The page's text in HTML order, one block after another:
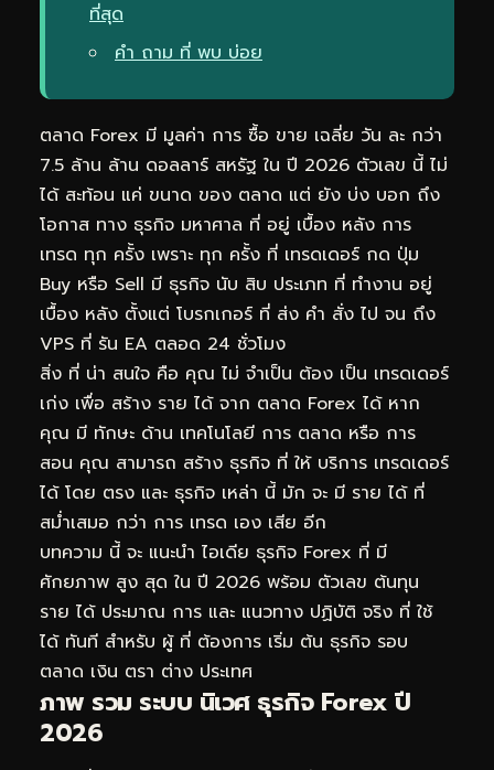
ที่สุด
คำ ถาม ที่ พบ บ่อย
ตลาด Forex มี มูลค่า การ ซื้อ ขาย เฉลี่ย วัน ละ กว่า
7.5 ล้าน ล้าน ดอลลาร์ สหรัฐ ใน ปี 2026 ตัวเลข นี้ ไม่
ได้ สะท้อน แค่ ขนาด ของ ตลาด แต่ ยัง บ่ง บอก ถึง
โอกาส ทาง ธุรกิจ มหาศาล ที่ อยู่ เบื้อง หลัง การ
เทรด ทุก ครั้ง เพราะ ทุก ครั้ง ที่ เทรดเดอร์ กด ปุ่ม
Buy หรือ Sell มี ธุรกิจ นับ สิบ ประเภท ที่ ทำงาน อยู่
เบื้อง หลัง ตั้งแต่ โบรกเกอร์ ที่ ส่ง คำ สั่ง ไป จน ถึง
VPS ที่ รัน EA ตลอด 24 ชั่วโมง
สิ่ง ที่ น่า สนใจ คือ คุณ ไม่ จำเป็น ต้อง เป็น เทรดเดอร์
เก่ง เพื่อ สร้าง ราย ได้ จาก ตลาด Forex ได้ หาก
คุณ มี ทักษะ ด้าน เทคโนโลยี การ ตลาด หรือ การ
สอน คุณ สามารถ สร้าง ธุรกิจ ที่ ให้ บริการ เทรดเดอร์
ได้ โดย ตรง และ ธุรกิจ เหล่า นี้ มัก จะ มี ราย ได้ ที่
สม่ำเสมอ กว่า การ เทรด เอง เสีย อีก
บทความ นี้ จะ แนะนำ ไอเดีย ธุรกิจ Forex ที่ มี
ศักยภาพ สูง สุด ใน ปี 2026 พร้อม ตัวเลข ต้นทุน
ราย ได้ ประมาณ การ และ แนวทาง ปฏิบัติ จริง ที่ ใช้
ได้ ทันที สำหรับ ผู้ ที่ ต้องการ เริ่ม ต้น ธุรกิจ รอบ
ตลาด เงิน ตรา ต่าง ประเทศ
ภาพ รวม ระบบ นิเวศ ธุรกิจ Forex ปี
2026